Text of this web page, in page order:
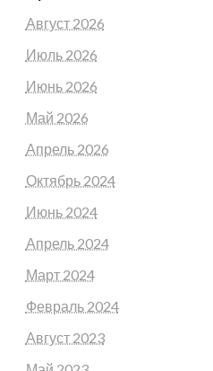
Август 2026
Июль 2026
Июнь 2026
Май 2026
Апрель 2026
Октябрь 2024
Июнь 2024
Апрель 2024
Март 2024
Февраль 2024
Август 2023